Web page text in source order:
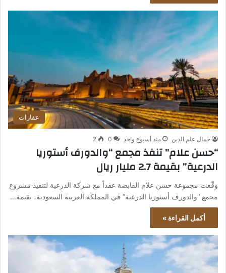
عقارات
جمال علم الدين منذ أسبوع واحد 0
2
“حسن علام” تنفذ مجمع “والدورف أستوريا
الدرعية” بقيمة 2.7 مليار ريال
وقّعت مجموعة حسن علام القابضة عقداً مع شركة الدرعية لتنفيذ مشروع
مجمع “والدورف أستوريا الدرعية” في المملكة العربية السعودية، بقيمة…
أكمل القراءة »